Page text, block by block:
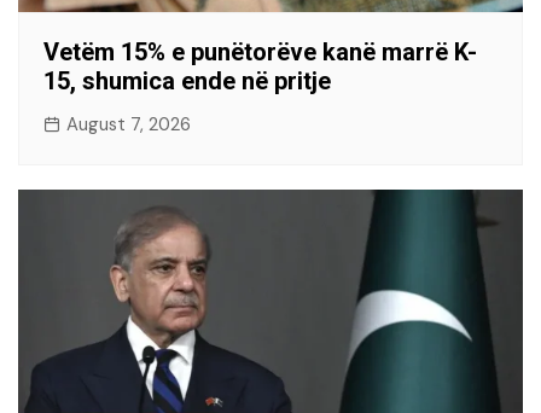
Vetëm 15% e punëtorëve kanë marrë K-
15, shumica ende në pritje
August 7, 2026